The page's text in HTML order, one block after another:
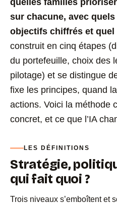
sur chacune, avec
objectifs chiffrés et quel
construit en cinq étapes
du portefeuille, choix des
pilotage) et se distingue
fixe les principes, quand
actions. Voici la méthode
concret, et ce que l’IA
LES DÉFINITIONS
Stratégie,
qui fait quoi ?
Trois niveaux s’emboîtent et